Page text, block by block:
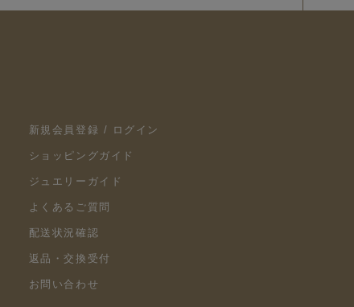
新規会員登録 / ログイン
ショッピングガイド
ジュエリーガイド
よくあるご質問
配送状況確認
返品・交換受付
お問い合わせ